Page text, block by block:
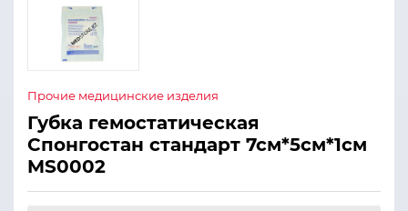
Прочие медицинские изделия
Губка гемостатическая
Спонгостан стандарт 7см*5см*1см
MS0002